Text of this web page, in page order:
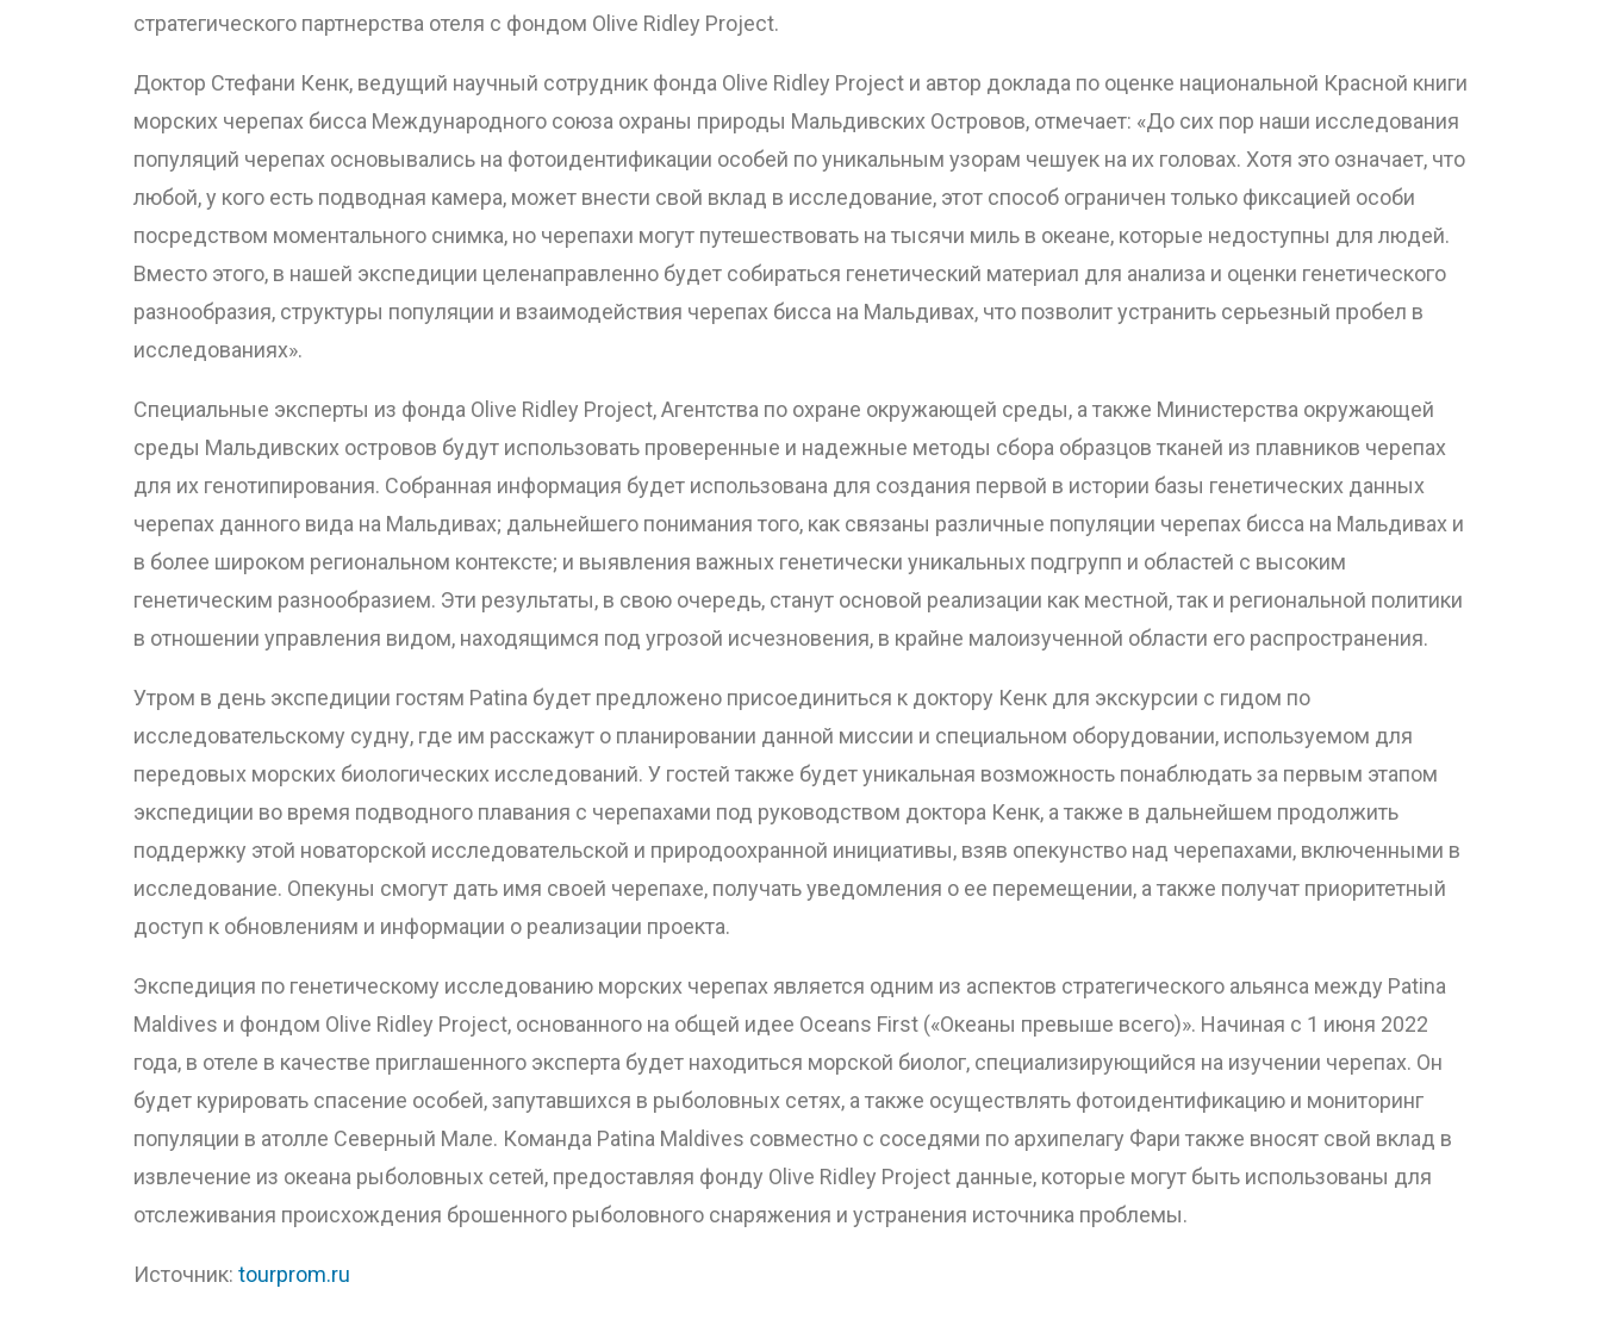
стратегического партнерства отеля с фондом Olive Ridley Project.
Доктор Стефани Кенк, ведущий научный сотрудник фонда Olive Ridley Project и автор доклада по оценке национальной Красной книги
морских черепах бисса Международного союза охраны природы Мальдивских Островов, отмечает: «До сих пор наши исследования
популяций черепах основывались на фотоидентификации особей по уникальным узорам чешуек на их головах. Хотя это означает, что
любой, у кого есть подводная камера, может внести свой вклад в исследование, этот способ ограничен только фиксацией особи
посредством моментального снимка, но черепахи могут путешествовать на тысячи миль в океане, которые недоступны для людей.
Вместо этого, в нашей экспедиции целенаправленно будет собираться генетический материал для анализа и оценки генетического
разнообразия, структуры популяции и взаимодействия черепах бисса на Мальдивах, что позволит устранить серьезный пробел в
исследованиях».
Специальные эксперты из фонда Olive Ridley Project, Агентства по охране окружающей среды, а также Министерства окружающей
среды Мальдивских островов будут использовать проверенные и надежные методы сбора образцов тканей из плавников черепах
для их генотипирования. Собранная информация будет использована для создания первой в истории базы генетических данных
черепах данного вида на Мальдивах; дальнейшего понимания того, как связаны различные популяции черепах бисса на Мальдивах и
в более широком региональном контексте; и выявления важных генетически уникальных подгрупп и областей с высоким
генетическим разнообразием. Эти результаты, в свою очередь, станут основой реализации как местной, так и региональной политики
в отношении управления видом, находящимся под угрозой исчезновения, в крайне малоизученной области его распространения.
Утром в день экспедиции гостям Patina будет предложено присоединиться к доктору Кенк для экскурсии с гидом по
исследовательскому судну, где им расскажут о планировании данной миссии и специальном оборудовании, используемом для
передовых морских биологических исследований. У гостей также будет уникальная возможность понаблюдать за первым этапом
экспедиции во время подводного плавания с черепахами под руководством доктора Кенк, а также в дальнейшем продолжить
поддержку этой новаторской исследовательской и природоохранной инициативы, взяв опекунство над черепахами, включенными в
исследование. Опекуны смогут дать имя своей черепахе, получать уведомления о ее перемещении, а также получат приоритетный
доступ к обновлениям и информации о реализации проекта.
Экспедиция по генетическому исследованию морских черепах является одним из аспектов стратегического альянса между Patina
Maldives и фондом Olive Ridley Project, основанного на общей идее Oceans First («Океаны превыше всего)». Начиная с 1 июня 2022
года, в отеле в качестве приглашенного эксперта будет находиться морской биолог, специализирующийся на изучении черепах. Он
будет курировать спасение особей, запутавшихся в рыболовных сетях, а также осуществлять фотоидентификацию и мониторинг
популяции в атолле Северный Мале. Команда Patina Maldives совместно с соседями по архипелагу Фари также вносят свой вклад в
извлечение из океана рыболовных сетей, предоставляя фонду Olive Ridley Project данные, которые могут быть использованы для
отслеживания происхождения брошенного рыболовного снаряжения и устранения источника проблемы.
Источник: tourprom.ru